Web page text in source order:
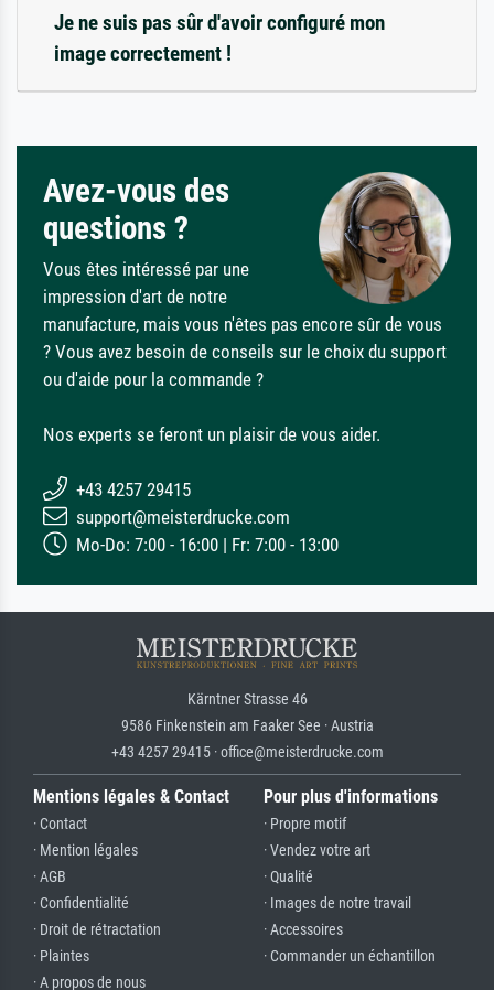
Je ne suis pas sûr d'avoir configuré mon
image correctement !
Avez-vous des
questions ?
Vous êtes intéressé par une
impression d'art de notre
manufacture, mais vous n'êtes pas encore sûr de vous
? Vous avez besoin de conseils sur le choix du support
ou d'aide pour la commande ?
Nos experts se feront un plaisir de vous aider.
+43 4257 29415
support@meisterdrucke.com
Mo-Do: 7:00 - 16:00 | Fr: 7:00 - 13:00
Kärntner Strasse 46
9586 Finkenstein am Faaker See · Austria
+43 4257 29415 · office@meisterdrucke.com
Mentions légales & Contact
· Contact
· Mention légales
· AGB
· Confidentialité
· Droit de rétractation
· Plaintes
· A propos de nous
Pour plus d'informations
· Propre motif
· Vendez votre art
· Qualité
· Images de notre travail
· Accessoires
· Commander un échantillon